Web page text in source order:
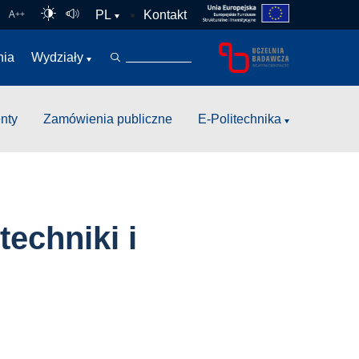
A++ PL Kontakt
Wydziały
Zamówienia publiczne E-Politechnika
i